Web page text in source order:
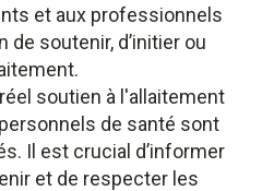
et aux professionnels
de soutenir, d’initier ou
soutien à l'allaitement
de santé sont
Il est crucial d’informer
et de respecter les